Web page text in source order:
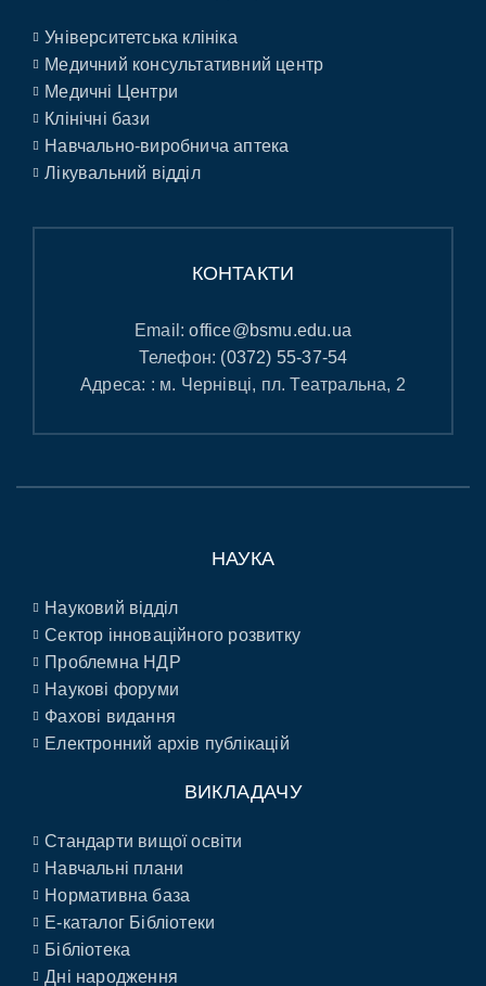
Університетська клініка
Медичний консультативний центр
Медичні Центри
Клінічні бази
Навчально-виробнича аптека
Лікувальний відділ
КОНТАКТИ
Email:office@bsmu.edu.ua
Телефон: (0372) 55-37-54
Адреса: : м. Чернівці, пл. Театральна, 2
НАУКА
Науковий відділ
Сектор інноваційного розвитку
Проблемна НДР
Наукові форуми
Фахові видання
Електронний архів публікацій
ВИКЛАДАЧУ
Стандарти вищої освіти
Навчальні плани
Нормативна база
E-каталог Бібліотеки
Бібліотека
Дні народження